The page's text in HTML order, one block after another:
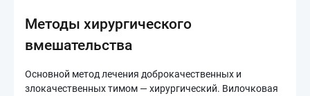
Методы хирургического
вмешательства
Основной метод лечения доброкачественных и
злокачественных тимом — хирургический. Вилочковая